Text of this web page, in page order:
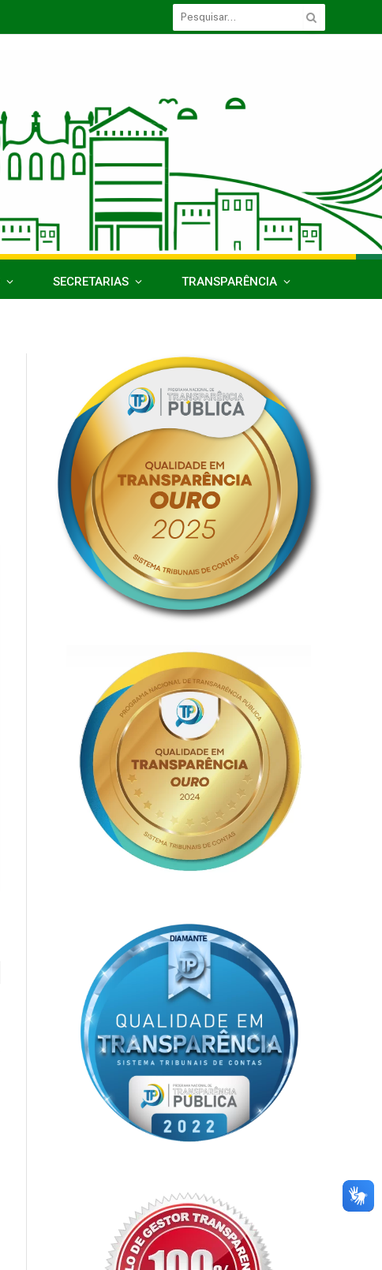
SECRETARIAS TRANSPARÊNCIA